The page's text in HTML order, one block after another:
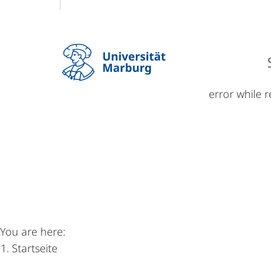
error while
You are here:
Startseite